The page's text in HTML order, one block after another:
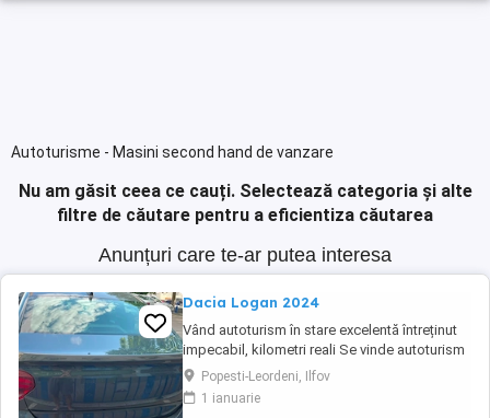
Autoturisme - Masini second hand de vanzare
Nu am găsit ceea ce cauți. Selectează categoria și alte
filtre de căutare pentru a eficientiza căutarea
Anunțuri care te-ar putea interesa
Dacia Logan 2024
Vând autoturism în stare excelentă întreținut
impecabil, kilometri reali Se vinde autoturism
personal, foarte bine întreținut, folosit în
principal pentru deplasări în afara
Bucureștiului. Mașina a fost ținută permanent
Popesti-Leordeni, Ilfov
1 ianuarie